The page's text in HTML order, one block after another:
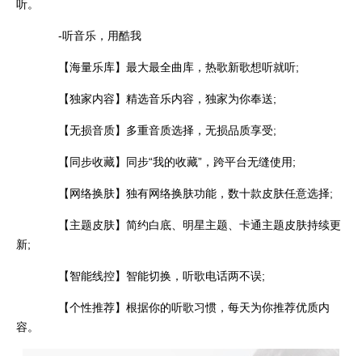
听。
-听音乐，用酷我
【海量乐库】最大最全曲库，热歌新歌想听就听;
【独家内容】精选音乐内容，独家为你奉送;
【无损音质】多重音质选择，无损品质享受;
【同步收藏】同步“我的收藏”，跨平台无缝使用;
【网络换肤】独有网络换肤功能，数十款皮肤任意选择;
【主题皮肤】简约白底、明星主题、卡通主题皮肤持续更
新;
【智能线控】智能切换，听歌电话两不误;
【个性推荐】根据你的听歌习惯，每天为你推荐优质内
容。